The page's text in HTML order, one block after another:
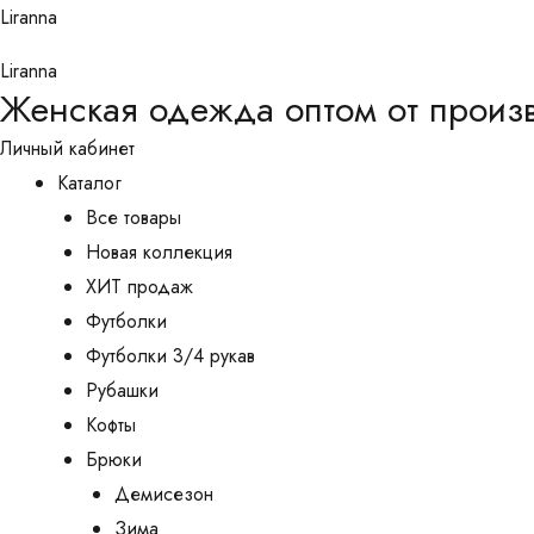
Перейти
содержимому
Liranna
Liranna
Женская одежда оптом от
Личный кабинет
Каталог
Все товары
Новая коллекция
ХИТ продаж
Футболки
Футболки 3/4 рукав
Рубашки
Кофты
Брюки
Демисезон